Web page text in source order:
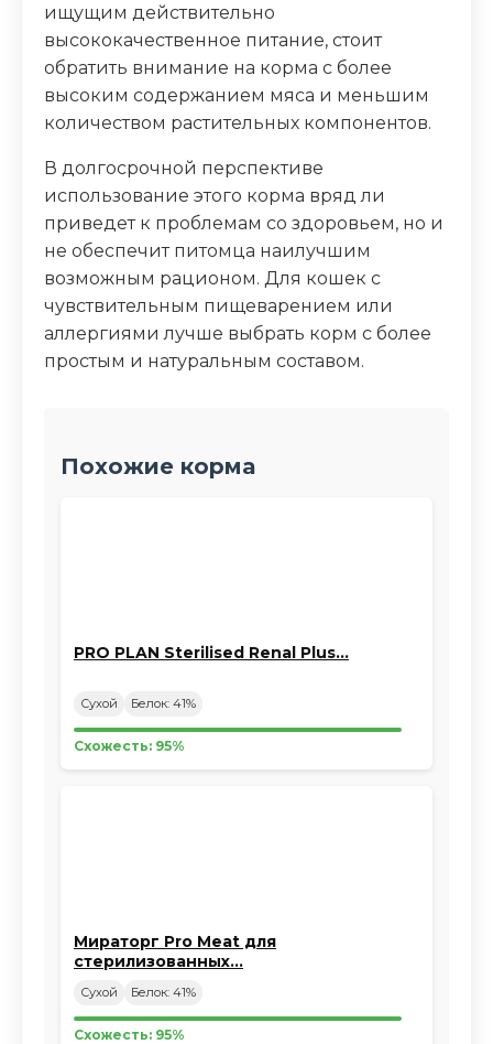
ищущим действительно
высококачественное питание, стоит
обратить внимание на корма с более
высоким содержанием мяса и меньшим
количеством растительных компонентов.
В долгосрочной перспективе
использование этого корма вряд ли
приведет к проблемам со здоровьем, но и
не обеспечит питомца наилучшим
возможным рационом. Для кошек с
чувствительным пищеварением или
аллергиями лучше выбрать корм с более
простым и натуральным составом.
Похожие корма
PRO PLAN Sterilised Renal Plus…
Сухой Белок: 41%
Схожесть: 95%
Мираторг Pro Meat для
стерилизованных…
Сухой Белок: 41%
Схожесть: 95%